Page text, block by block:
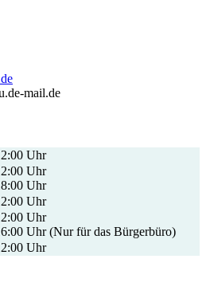
mail.de
Uhr
Uhr
Uhr
Uhr
Uhr
Uhr (Nur für das Bürgerbüro)
Uhr